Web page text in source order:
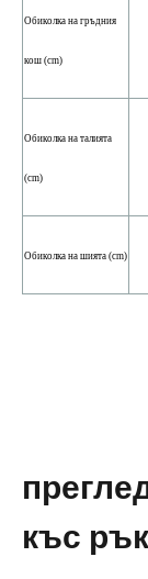
Обиколка на гръдния
кош (cm)
Обиколка на талията
(cm)
Обиколка на шията (cm)
къс